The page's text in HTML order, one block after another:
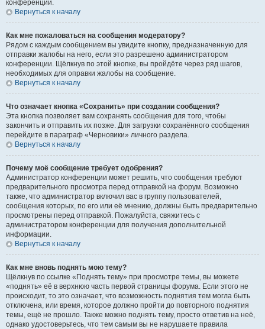
конференции.
Вернуться к началу
Как мне пожаловаться на сообщения модератору?
Рядом с каждым сообщением вы увидите кнопку, предназначенную для
отправки жалобы на него, если это разрешено администратором
конференции. Щёлкнув по этой кнопке, вы пройдёте через ряд шагов,
необходимых для оправки жалобы на сообщение.
Вернуться к началу
Что означает кнопка «Сохранить» при создании сообщения?
Эта кнопка позволяет вам сохранять сообщения для того, чтобы
закончить и отправить их позже. Для загрузки сохранённого сообщения
перейдите в параграф «Черновики» личного раздела.
Вернуться к началу
Почему моё сообщение требует одобрения?
Администратор конференции может решить, что сообщения требуют
предварительного просмотра перед отправкой на форум. Возможно
также, что администратор включил вас в группу пользователей,
сообщения которых, по его или её мнению, должны быть предварительно
просмотрены перед отправкой. Пожалуйста, свяжитесь с
администратором конференции для получения дополнительной
информации.
Вернуться к началу
Как мне вновь поднять мою тему?
Щёлкнув по ссылке «Поднять тему» при просмотре темы, вы можете
«поднять» её в верхнюю часть первой страницы форума. Если этого не
происходит, то это означает, что возможность поднятия тем могла быть
отключена, или время, которое должно пройти до повторного поднятия
темы, ещё не прошло. Также можно поднять тему, просто ответив на неё,
однако удостоверьтесь, что тем самым вы не нарушаете правила